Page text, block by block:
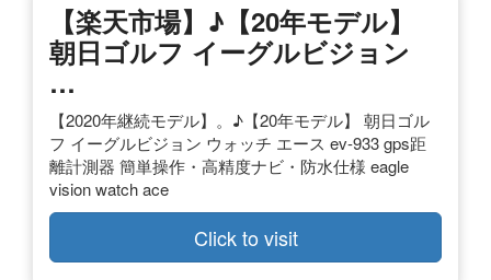
【楽天市場】♪【20年モデル】
朝日ゴルフ イーグルビジョン
…
【2020年継続モデル】。♪【20年モデル】 朝日ゴル
フ イーグルビジョン ウォッチ エース ev-933 gps距
離計測器 簡単操作・高精度ナビ・防水仕様 eagle
vision watch ace
Click to visit